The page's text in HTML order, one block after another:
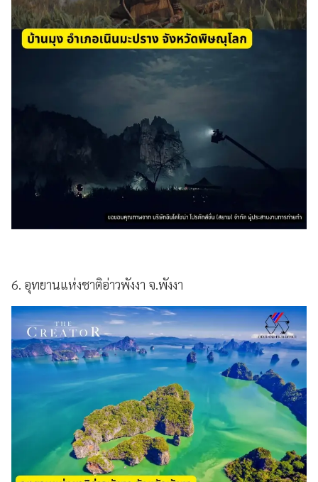
6. อุทยานแห่งชาติอ่าวพังงา จ.พังงา